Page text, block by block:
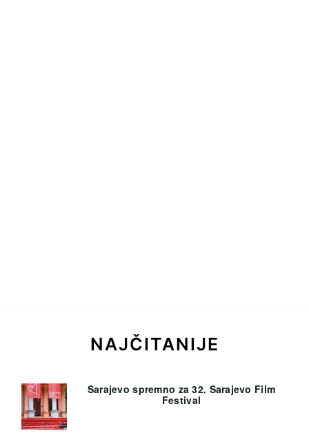
NAJČITANIJE
Sarajevo spremno za 32. Sarajevo Film
Festival